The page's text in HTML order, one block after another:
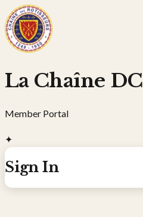
La Chaîne DC
Member Portal
✦
Sign In